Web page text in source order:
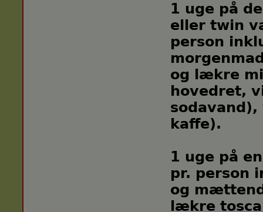
1 uge på
eller twin
person
og lækre
hovedret,
kaffe).
1 uge på
pr. person
og
lækre